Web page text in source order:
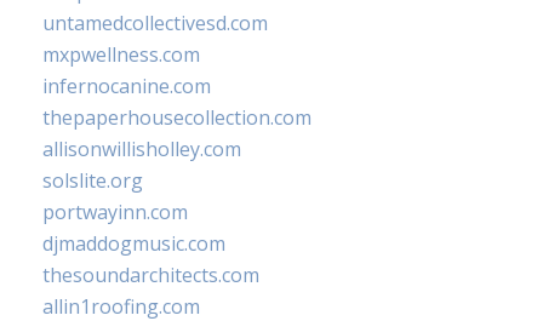
untamedcollectivesd.com
mxpwellness.com
infernocanine.com
thepaperhousecollection.com
allisonwillisholley.com
solslite.org
portwayinn.com
djmaddogmusic.com
thesoundarchitects.com
allin1roofing.com